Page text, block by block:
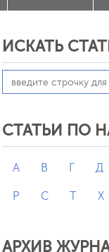
ИСКАТЬ
СТАТЬИ ПО
А В Г Д
Р С Т Х
АРХИВ